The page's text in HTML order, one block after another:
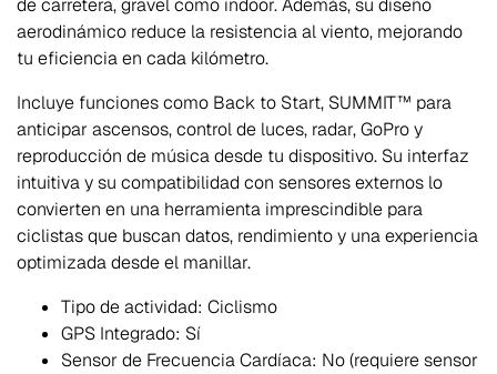
de carretera, gravel como indoor. Además, su diseño
aerodinámico reduce la resistencia al viento, mejorando
tu eficiencia en cada kilómetro.
Incluye funciones como Back to Start, SUMMIT™ para
anticipar ascensos, control de luces, radar, GoPro y
reproducción de música desde tu dispositivo. Su interfaz
intuitiva y su compatibilidad con sensores externos lo
convierten en una herramienta imprescindible para
ciclistas que buscan datos, rendimiento y una experiencia
optimizada desde el manillar.
Tipo de actividad: Ciclismo
GPS Integrado: Sí
Sensor de Frecuencia Cardíaca: No (requiere sensor